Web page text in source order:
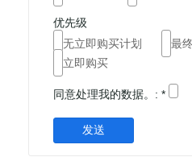
优先级
无立即购买计划
最
立即购买
同意处理我的数据。: *
发送